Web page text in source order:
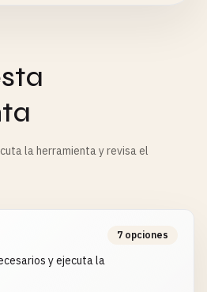
la herramienta y revisa el
y ejecuta la
7 opciones